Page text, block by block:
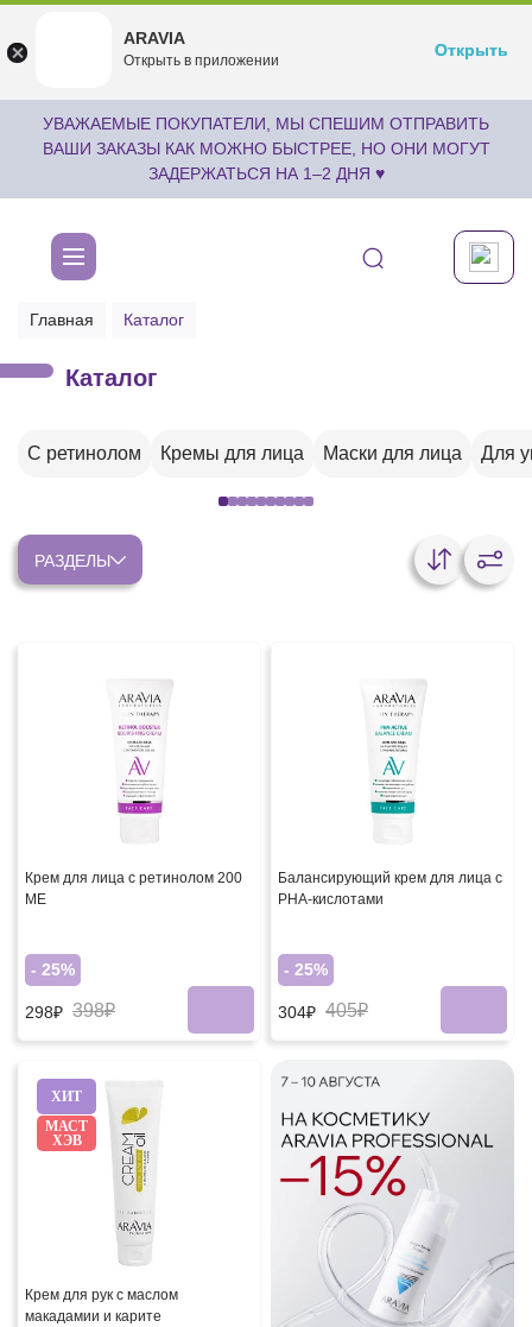
undefined
Бесплатноru.aravia.new
Открыть
УВАЖАЕМЫЕ ПОКУПАТЕЛИ, МЫ СПЕШИМ ОТПРАВИТЬ
ВАШИ ЗАКАЗЫ КАК МОЖНО БЫСТРЕЕ, НО ОНИ МОГУТ
ЗАДЕРЖАТЬСЯ НА 1–2 ДНЯ ♥
Главная Каталог
Каталог
С ретинолом Кремы для лица Маски для лица Для
РАЗДЕЛЫ
Крем для лица с ретинолом 200
МЕ
- 25%
298₽ 398₽
Балансирующий крем для лица с
PHA-кислотами
- 25%
304₽ 405₽
ХИТ
МАСТ
ХЭВ
Крем для рук с маслом
макадамии и карите
ARAVIA
Открыть в приложении
Открыть